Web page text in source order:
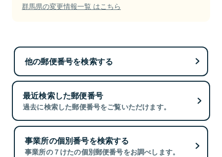
群馬県の変更情報一覧 はこちら
他の郵便番号を検索する
最近検索した郵便番号
過去に検索した郵便番号をご覧いただけます。
事業所の個別番号を検索する
事業所の７けたの個別郵便番号をお調べします。